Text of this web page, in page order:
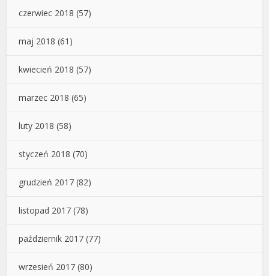
czerwiec 2018 (57)
maj 2018 (61)
kwiecień 2018 (57)
marzec 2018 (65)
luty 2018 (58)
styczeń 2018 (70)
grudzień 2017 (82)
listopad 2017 (78)
październik 2017 (77)
wrzesień 2017 (80)